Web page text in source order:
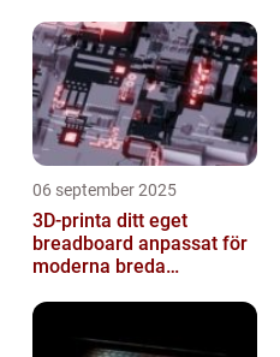
06 september 2025
3D-printa ditt eget
breadboard anpassat för
moderna breda